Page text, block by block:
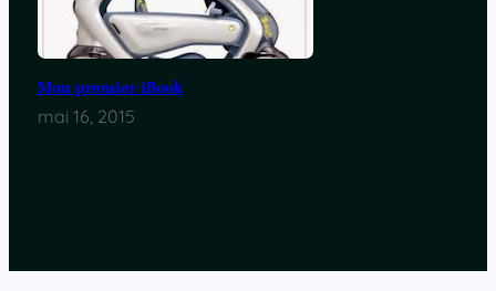
Mon premier iBook
mai 16, 2015